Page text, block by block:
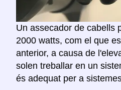
Un assecador de cabells
2000 watts, com el que
anterior, a causa de
solen treballar en un
és adequat per a